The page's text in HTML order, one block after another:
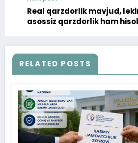
Real qarzdorlik mavjud,
asossiz qarzdorlik ham
RELATED POSTS